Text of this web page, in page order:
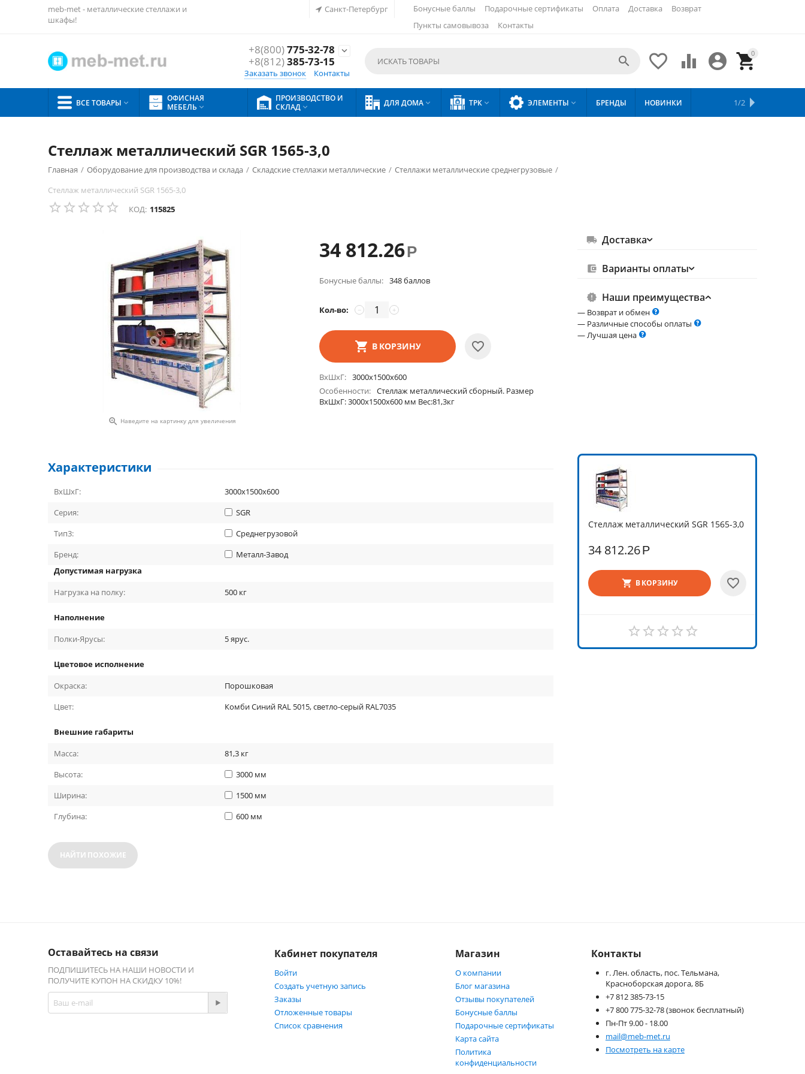
meb-met - металлические стеллажи и
шкафы!
Санкт-Петербург Бонусные баллы Подарочные сертификаты Оплата Доставка
Возврат
Пункты самовывоза
Контакты
+8(800)775-32-78
+8(812)385-73-15

Заказать звонок Контакты
0


 

ВСЕ ТОВАРЫ 
ОФИСНАЯ
МЕБЕЛЬ 
ПРОИЗВОДСТВО И
СКЛАД  ДЛЯ ДОМА  ТРК  ЭЛЕМЕНТЫ  БРЕНДЫ НОВИНКИ 1/2
Стеллаж металлический SGR 1565-3,0
Главная / Оборудование для производства и склада / Складские стеллажи металлические / Стеллажи металлические среднегрузовые /
Стеллаж металлический SGR 1565-3,0
КОД: 115825
 Наведите на картинку для увеличения
34 812.26Р
Бонусные баллы: 348 баллов
Кол-во: +
−
В КОРЗИНУ
ВхШхГ
3000х1500х600
Особенности
Стеллаж металлический сборный. Размер
ВхШхГ: 3000х1500х600 мм Вес:81,3кг
Доставка
Варианты оплаты
Наши преимущества
— Возврат и обмен
— Различные способы оплаты
— Лучшая цена
Стеллаж металлический SGR 1565-3,0
34 812.26Р
В КОРЗИНУ
Характеристики
ВхШхГ:
3000х1500х600
Серия:
SGR
Тип3:
Среднегрузовой
Бренд:
Металл-Завод
Допустимая нагрузка
Нагрузка на полку:
500 кг
Наполнение
Полки-Ярусы:
5ярус.
Цветовое исполнение
Окраска:
Порошковая
Цвет:
Комби Синий RAL 5015, светло-серый RAL7035
Внешние габариты
Масса:
81,3 кг
Высота:
3000 мм
Ширина:
1500 мм
Глубина:
600 мм
НАЙТИ ПОХОЖИЕ
Оставайтесь на связи
ПОДПИШИТЕСЬ НА НАШИ НОВОСТИ И
ПОЛУЧИТЕ КУПОН НА СКИДКУ 10%!
Кабинет покупателя
Войти
Создать учетную запись
Заказы
Отложенные товары
Список сравнения
Магазин
О компании
Блог магазина
Отзывы покупателей
Бонусные баллы
Подарочные сертификаты
Карта сайта
Политика
конфиденциальности
Контакты
г. Лен. область, пос. Тельмана,
Красноборская дорога, 8Б
+7 812 385-73-15
+7 800 775-32-78 (звонок бесплатный)
Пн-Пт 9.00 - 18.00
mail@meb-met.ru
Посмотреть на карте